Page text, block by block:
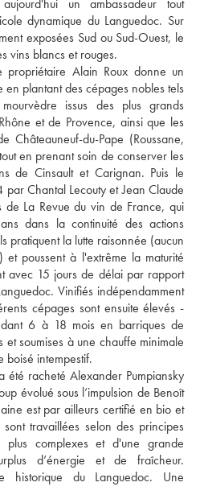
un ambassadeur tout
dynamique du Languedoc. Sur
exposées Sud ou Sud-Ouest, le
vins blancs et rouges.
Alain Roux donne un
en plantant des cépages nobles tels
issus des plus grands
et de Provence, ainsi que les
Châteauneuf-du-Pape (Roussane,
en prenant soin de conserver les
de Cinsault et Carignan. Puis le
Chantal Lecouty et Jean Claude
de La Revue du vin de France, qui
dans la continuité des actions
pratiquent la lutte raisonnée (aucun
et poussent à l'extrême la maturité
avec 15 jours de délai par rapport
Vinifiés indépendamment
cépages sont ensuite élevés -
6 à 18 mois en barriques de
soumises à une chauffe minimale
boisé intempestif.
racheté Alexander Pumpiansky
évolué sous l’impulsion de Benoît
est par ailleurs certifié en bio et
travaillées selon des principes
complexes et d'une grande
d’énergie et de fraîcheur.
historique du Languedoc. Une